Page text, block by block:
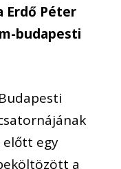
Erdő Péter
budapesti
előtt egy
a